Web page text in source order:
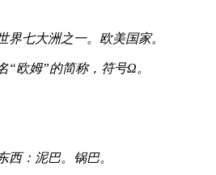
界七大洲之一。欧美国家。
“欧姆”的简称，符号Ω。
西：泥巴。锅巴。